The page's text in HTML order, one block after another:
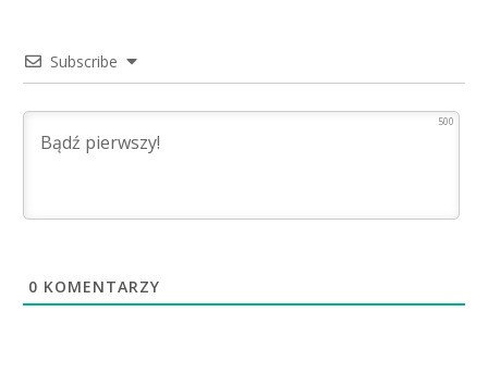
Subscribe
500
0 KOMENTARZY